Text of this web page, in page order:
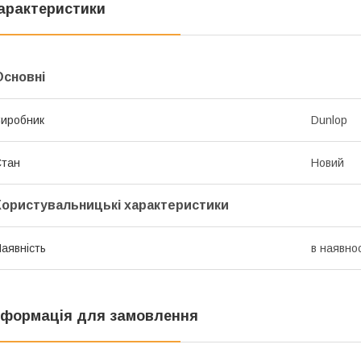
Dunlop
Новий
характеристики
в
для замовлення